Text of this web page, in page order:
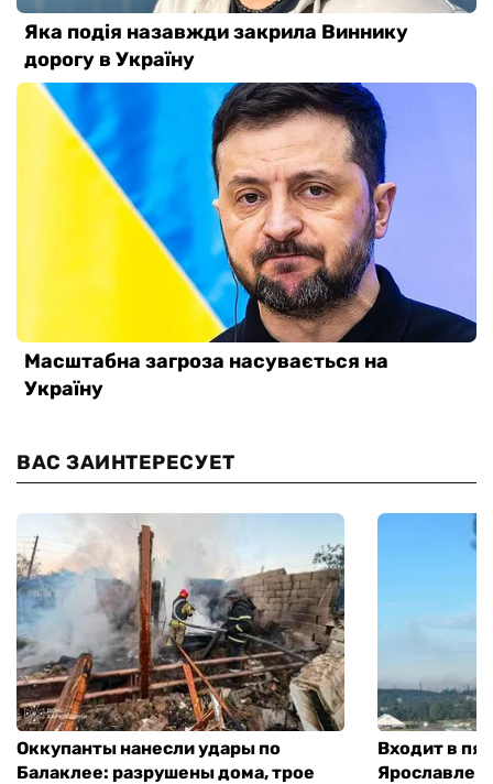
ВАС ЗАИНТЕРЕСУЕТ
Оккупанты нанесли удары по
Балаклее: разрушены дома, трое
Входит в
Ярославле